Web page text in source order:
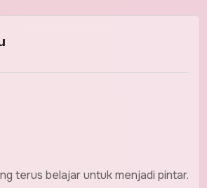
terus belajar untuk menjadi pintar.